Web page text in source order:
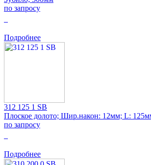
по запросу
Подробнее
312 125 1 SB
Плоское долото; Шир.након: 12мм; L:
по запросу
Подробнее